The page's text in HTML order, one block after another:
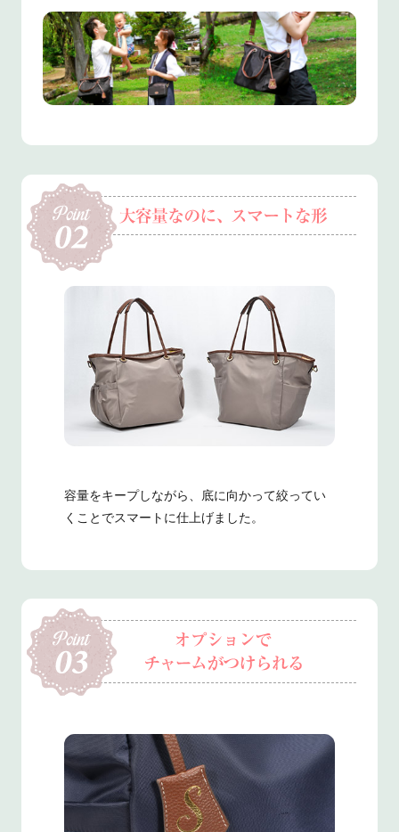
容量をキープしながら、底に向かって絞ってい
くことでスマートに仕上げました。